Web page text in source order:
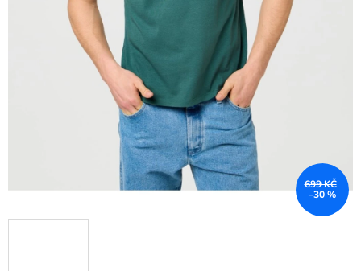
699 KČ
–30 %